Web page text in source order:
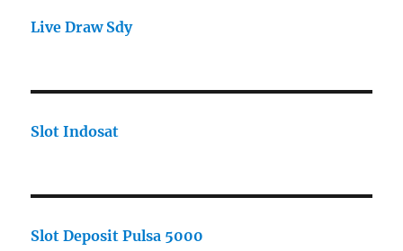
Live Draw Sdy
Slot Indosat
Slot Deposit Pulsa 5000